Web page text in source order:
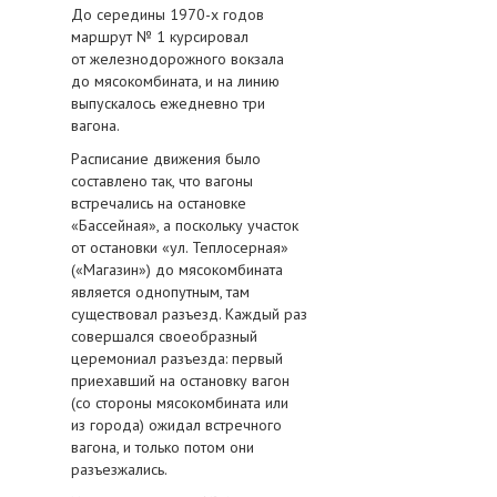
До середины 1970-х годов
маршрут № 1 курсировал
от железнодорожного вокзала
до мясокомбината, и на линию
выпускалось ежедневно три
вагона.
Расписание движения было
составлено так, что вагоны
встречались на остановке
«Бассейная», а поскольку участок
от остановки «ул. Теплосерная»
(«Магазин») до мясокомбината
является однопутным, там
существовал разъезд. Каждый раз
совершался своеобразный
церемониал разъезда: первый
приехавший на остановку вагон
(со стороны мясокомбината или
из города) ожидал встречного
вагона, и только потом они
разъезжались.